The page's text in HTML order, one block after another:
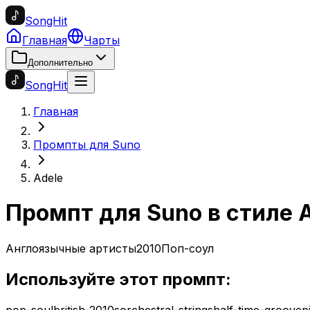
SongHit
Главная
Чарты
Дополнительно
SongHit
Главная
Промпты для Suno
Adele
Промпт для Suno в стиле
Англоязычные артисты2010Поп-соул
Используйте этот промпт: